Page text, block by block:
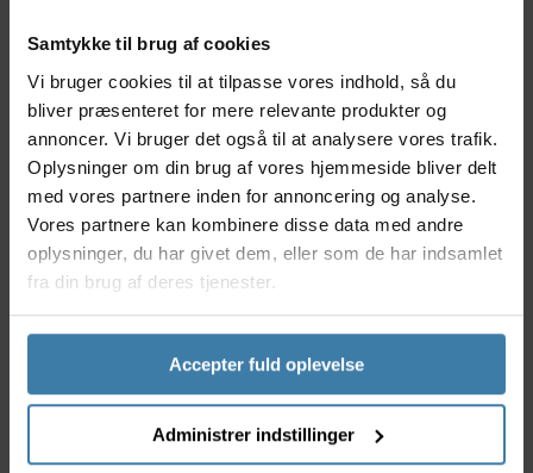
Samtykke til brug af cookies
Vi bruger cookies til at tilpasse vores indhold, så du
bliver præsenteret for mere relevante produkter og
annoncer. Vi bruger det også til at analysere vores trafik.
Oplysninger om din brug af vores hjemmeside bliver delt
med vores partnere inden for annoncering og analyse.
Vores partnere kan kombinere disse data med andre
oplysninger, du har givet dem, eller som de har indsamlet
fra din brug af deres tjenester.
Accepter fuld oplevelse
Administrer indstillinger
Controller til elcykel med 36V og 250W effekt
Udviklet med Promovec’s pålidelige og
energieffektive teknologi
Velegnet til carrier-montage på elcykler
Stabiliserer strømfordeling og forbedrer
batteriets levetid
Let at installere og integrere med eksisterende
system
Denne controller er ideel til elcyklister, der ønsker at
vedligeholde eller opgradere deres cykel med
Promovec-system. Den passer perfekt til daglig
pendling, længere fritidsture og bykørsel, hvor
pålidelighed og jævn kraftafgivelse er i fokus.
Brugervenligheden gør den oplagt til både nye og